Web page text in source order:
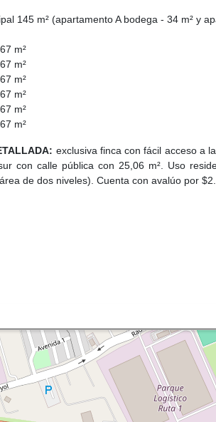
145 m² (apartamento A bodega - 34 m² y
m²
m²
m²
m²
m²
m²
exclusiva finca con fácil acceso a
con calle pública con 25,06 m². Uso
de dos niveles). Cuenta con avalúo por